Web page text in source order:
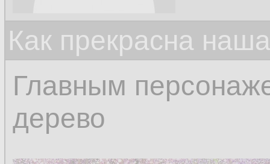
Как прекрасна
Главным
дерево